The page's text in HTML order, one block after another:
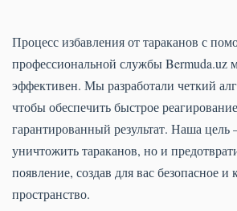
Процесс избавления от тараканов с
профессиональной службы Bermuda.uz
эффективен. Мы разработали четкий
чтобы обеспечить быстрое
гарантированный результат. Наша цель
уничтожить тараканов, но и
появление, создав для вас безопасное и
пространство.